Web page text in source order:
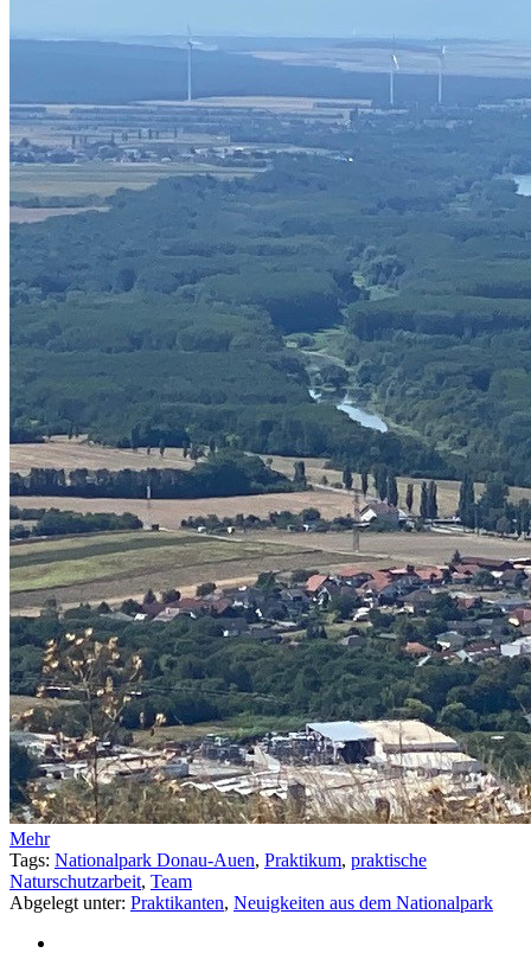
Mehr
Tags: Nationalpark Donau-Auen, Praktikum, praktische
Naturschutzarbeit, Team
Abgelegt unter: Praktikanten, Neuigkeiten aus dem Nationalpark